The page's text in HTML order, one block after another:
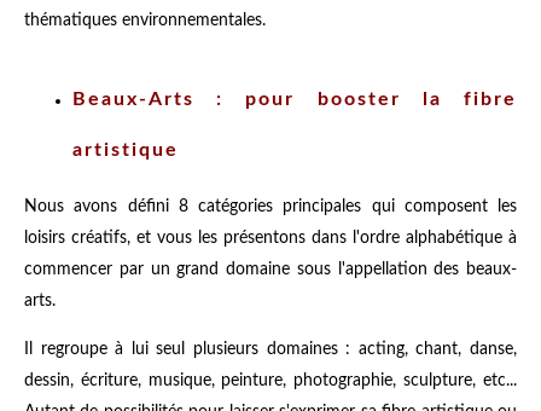
thématiques environnementales.
Beaux-Arts : pour booster la fibre
artistique
Nous avons défini 8 catégories principales qui composent les
loisirs créatifs, et vous les présentons dans l'ordre alphabétique à
commencer par un grand domaine sous l'appellation des beaux-
arts.
Il regroupe à lui seul plusieurs domaines : acting, chant, danse,
dessin, écriture, musique, peinture, photographie, sculpture, etc...